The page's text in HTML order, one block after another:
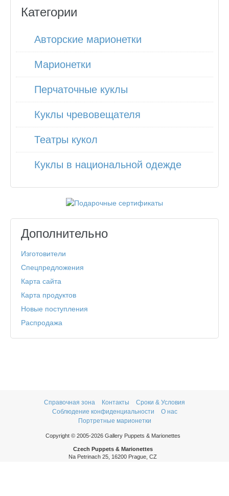
Категории
Авторские марионетки
Марионетки
Перчаточные куклы
Куклы чревовещателя
Театры кукол
Куклы в национальной одежде
Дополнительно
Изготовители
Спецпредложения
Карта сайта
Карта продуктов
Новые поступления
Распродажа
Справочная зона Контакты
Сроки & Условия
Соблюдение конфиденциальности
О нас
Портретные марионетки
Copyright © 2005-2026 Gallery Puppets & Marionettes
Czech Puppets & Marionettes
Na Petrinach 25, 16200 Prague, CZ